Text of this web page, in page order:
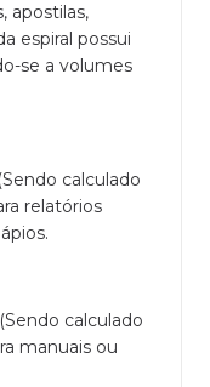
apostilas,
espiral possui
se a volumes
calculado
relatórios
calculado
manuais ou